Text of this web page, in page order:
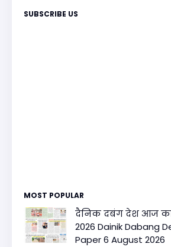
SUBSCRIBE US
MOST POPULAR
दैनिक दबंग देश आज
2026 Dainik Dabang
Paper 6 August 2026